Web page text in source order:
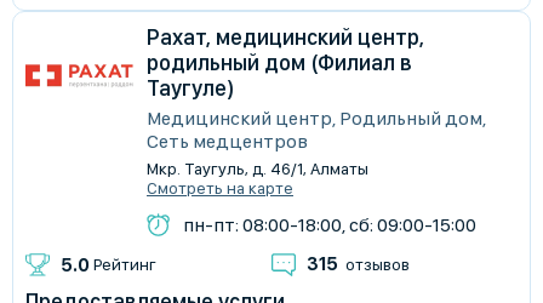
Рахат, медицинский центр,
родильный дом (Филиал в
Таугуле)
Медицинский центр, Родильный дом,
Сеть медцентров
Мкр. Таугуль, д. 46/1, Алматы
Смотреть на карте
пн-пт: 08:00-18:00, сб: 09:00-15:00
5.0 Рейтинг 315 отзывов